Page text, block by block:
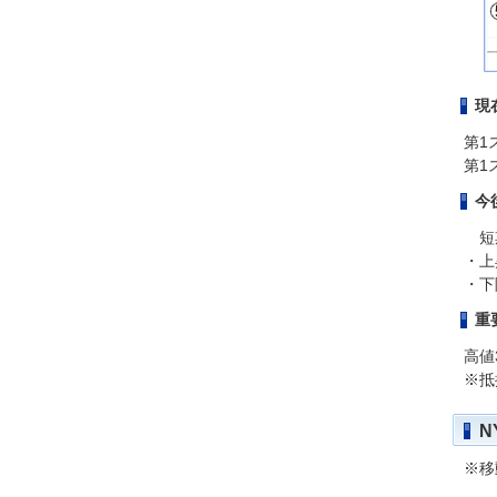
現
第1
第1
今
短
・
・
重
高
※抵
※移